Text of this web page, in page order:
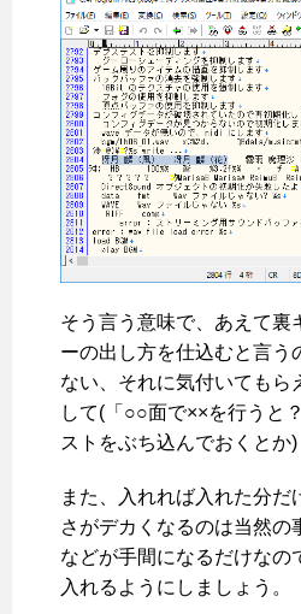
そう言う意味で、あえて裏
ーの出し方を仕込むと言う
ない、それに気付いてもら
して(「○○面で××を行うと
ストをぶち込んでおくとか)
また、入れれば入れた分だ
さがデカくなるのは当然の
などが手間になるだけなの
入れるようにしましょう。